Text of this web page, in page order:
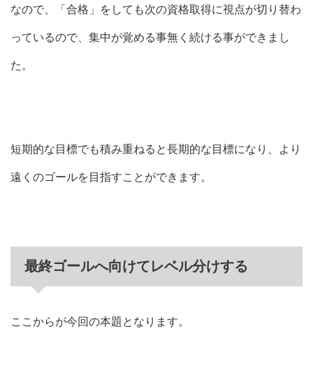
なので、「合格」をしても次の資格取得に視点が切り替わ
っているので、集中が覚める事無く続ける事ができまし
た。
短期的な目標でも積み重ねると長期的な目標になり、より
遠くのゴールを目指すことができます。
最終ゴールへ向けてレベル分けする
ここからが今回の本題となります。